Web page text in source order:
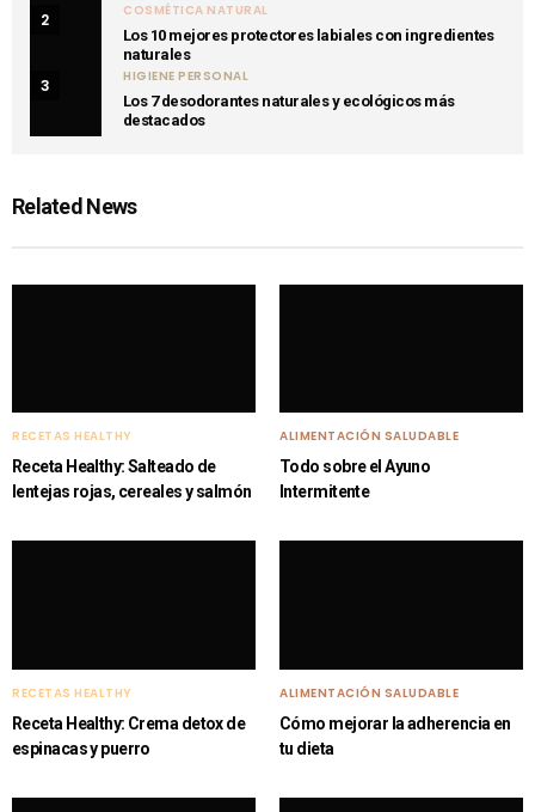
2
COSMÉTICA NATURAL
Los 10 mejores protectores labiales con ingredientes
naturales
3
HIGIENE PERSONAL
Los 7 desodorantes naturales y ecológicos más
destacados
Related News
RECETAS HEALTHY
Receta Healthy: Salteado de
lentejas rojas, cereales y salmón
ALIMENTACIÓN SALUDABLE
Todo sobre el Ayuno
Intermitente
RECETAS HEALTHY
Receta Healthy: Crema detox de
espinacas y puerro
ALIMENTACIÓN SALUDABLE
Cómo mejorar la adherencia en
tu dieta